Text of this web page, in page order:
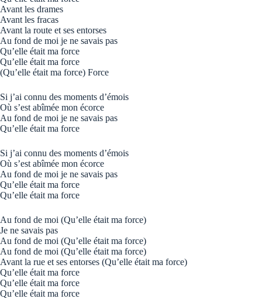
Avant les drames
Avant les fracas
Avant la route et ses entorses
Au fond de moi je ne savais pas
Qu’elle était ma force
Qu’elle était ma force
(Qu’elle était ma force) Force
Si j’ai connu des moments d’émois
Où s’est abîmée mon écorce
Au fond de moi je ne savais pas
Qu’elle était ma force
Si j’ai connu des moments d’émois
Où s’est abîmée mon écorce
Au fond de moi je ne savais pas
Qu’elle était ma force
Qu’elle était ma force
Au fond de moi (Qu’elle était ma force)
Je ne savais pas
Au fond de moi (Qu’elle était ma force)
Au fond de moi (Qu’elle était ma force)
Avant la rue et ses entorses (Qu’elle était ma force)
Qu’elle était ma force
Qu’elle était ma force
Qu’elle était ma force